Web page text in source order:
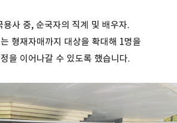
사 중, 순국자의 직계 및 배우자.
형재자매까지 대상을 확대해 1명을
을 이어나갈 수 있도록 했습니다.